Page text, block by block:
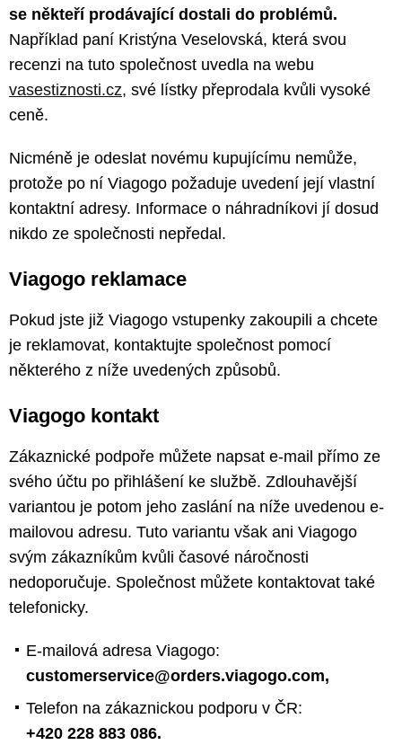
se někteří prodávající dostali do problémů.
Například paní Kristýna Veselovská, která svou
recenzi na tuto společnost uvedla na webu
vasestiznosti.cz, své lístky přeprodala kvůli vysoké
ceně.
Nicméně je odeslat novému kupujícímu nemůže,
protože po ní Viagogo požaduje uvedení její vlastní
kontaktní adresy. Informace o náhradníkovi jí dosud
nikdo ze společnosti nepředal.
Viagogo reklamace
Pokud jste již Viagogo vstupenky zakoupili a chcete
je reklamovat, kontaktujte společnost pomocí
některého z níže uvedených způsobů.
Viagogo kontakt
Zákaznické podpoře můžete napsat e-mail přímo ze
svého účtu po přihlášení ke službě. Zdlouhavější
variantou je potom jeho zaslání na níže uvedenou e-
mailovou adresu. Tuto variantu však ani Viagogo
svým zákazníkům kvůli časové náročnosti
nedoporučuje. Společnost můžete kontaktovat také
telefonicky.
E-mailová adresa Viagogo:
customerservice@orders.viagogo.com,
Telefon na zákaznickou podporu v ČR:
+420 228 883 086.